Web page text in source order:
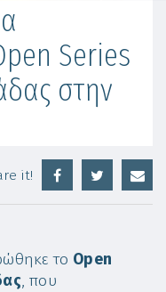
Series
στην
it!
το Open
, που